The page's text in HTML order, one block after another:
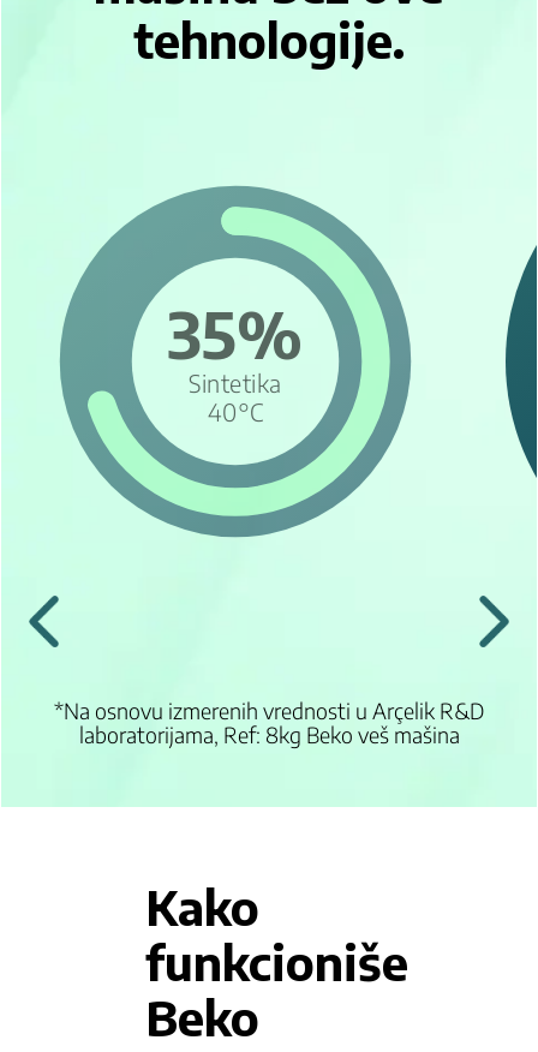
tehnologije.
35%
Sintetika
40°C
*Na osnovu izmerenih vrednosti u Arçelik R&D
laboratorijama, Ref: 8kg Beko veš mašina
Kako
funkcioniše
Beko